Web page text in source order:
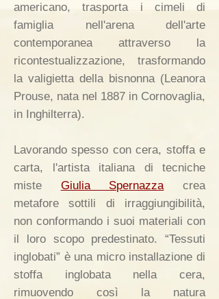
americano, trasporta i cimeli di
famiglia nell'arena dell'arte
contemporanea attraverso la
ricontestualizzazione, trasformando
la valigietta della bisnonna (Leanora
Prouse, nata nel 1887 in Cornovaglia,
in Inghilterra).
Lavorando spesso con cera, stoffa e
carta, l'artista italiana di tecniche
miste Giulia Spernazzacrea
metafore sottili di irraggiungibilità,
non conformando i suoi materiali con
il loro scopo predestinato. “Tessuti
inglobati” è una micro installazione di
stoffa inglobata nella cera,
rimuovendo così la natura